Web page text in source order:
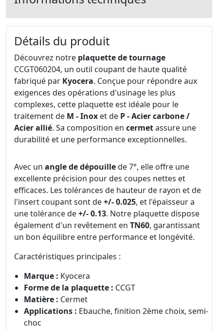
Détails du produit
Découvrez notre plaquette de tournage
CCGT060204, un outil coupant de haute qualité
fabriqué par Kyocera. Conçue pour répondre aux
exigences des opérations d'usinage les plus
complexes, cette plaquette est idéale pour le
traitement de M - Inox et de P - Acier carbone /
Acier allié. Sa composition en cermetassure une
durabilité et une performance exceptionnelles.
Avec un angle de dépouillede 7°, elle offre une
excellente précision pour des coupes nettes et
efficaces. Les tolérances de hauteur de rayon et de
l'insert coupant sont de+/- 0.025, et l'épaisseur a
une tolérance de+/- 0.13. Notre plaquette dispose
également d'un revêtement en TN60, garantissant
un bon équilibre entre performance et longévité.
Caractéristiques principales :
Marque : Kyocera
Forme de la plaquette : CCGT
Matière : Cermet
Applications : Ebauche, finition 2ème choix, semi-
choc